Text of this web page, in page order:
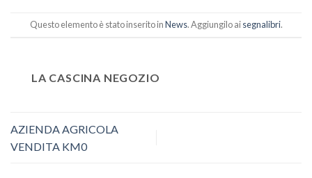
Questo elemento è stato inserito inNews. Aggiungilo aisegnalibri.
LA CASCINA NEGOZIO
AZIENDA AGRICOLA
VENDITA KM0